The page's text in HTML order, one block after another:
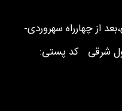
از چهارراه سهروردی-
اول شرقی کد پستی: